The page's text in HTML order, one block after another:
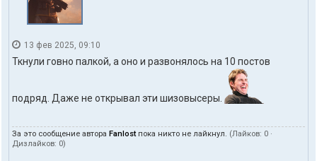
13 фев 2025, 09:10
Ткнули говно палкой, а оно и развонялось на 10 постов
подряд. Даже не открывал эти шизовысеры.
За это сообщение автора Fanlostпока никто не лайкнул. (Лайков: 0 ·
Дизлайков: 0)